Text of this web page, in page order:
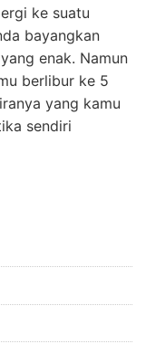
ke suatu
bayangkan
enak. Namun
berlibur ke 5
yang kamu
sendiri